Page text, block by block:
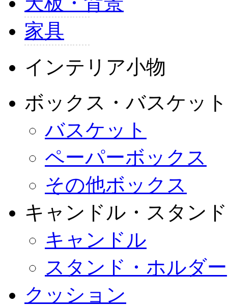
家具
インテリア小物
ボックス・バスケット
バスケット
ペーパーボックス
その他ボックス
キャンドル・スタンド
キャンドル
スタンド・ホルダー
クッション